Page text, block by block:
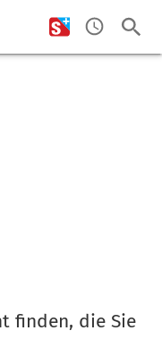
finden, die Sie